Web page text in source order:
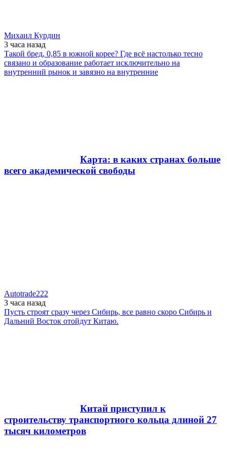
Михаил Курдин
3 часа назад
Такой бред, 0,85 в южной корее? Где всё настолько тесно
связано и образование работает исключительно на
внутренний рынок и завязно на внутренние
Карта: в каких странах больше
всего академической свободы
Autotrade222
3 часа назад
Пусть строят сразу через Сибирь, все равно скоро Сибирь и
Дальний Восток отойдут Китаю.
Китай приступил к
строительству транспортного кольца длиной 27
тысяч километров